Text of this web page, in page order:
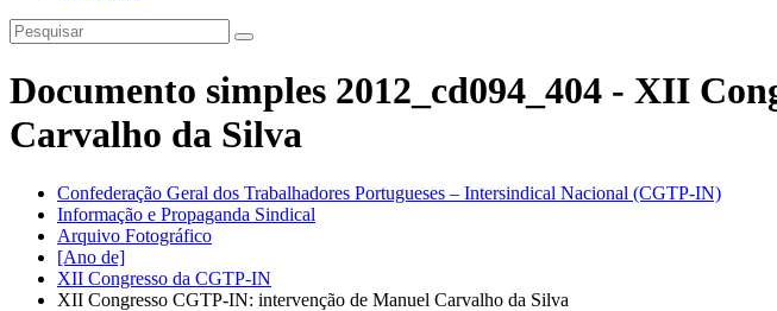
Documento simples 2012_cd094_404 - XII
Carvalho da Silva
Confederação Geral dos Trabalhadores Portugueses – Intersindical Nacional (CGTP-IN)
Informação e Propaganda Sindical
Arquivo Fotográfico
[Ano de]
XII Congresso da CGTP-IN
XII Congresso CGTP-IN: intervenção de Manuel Carvalho da Silva